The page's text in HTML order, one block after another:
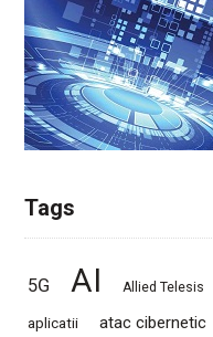
Tags
5G AI Allied Telesis
aplicatii atac cibernetic